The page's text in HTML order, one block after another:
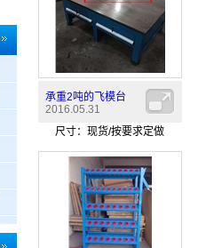
承重2吨的飞模台
2016.05.31
尺寸：现货/按要求定做